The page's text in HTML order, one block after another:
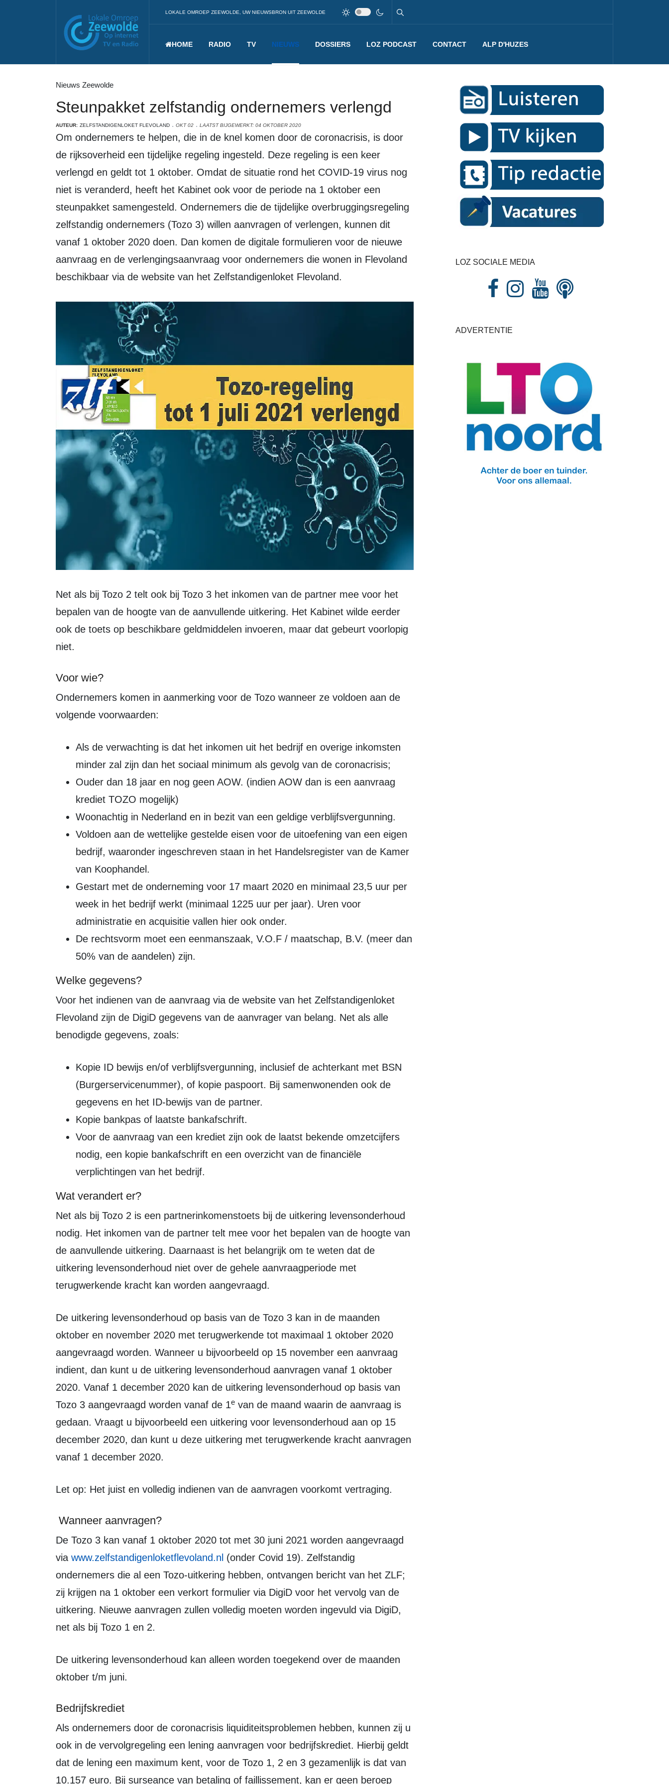
LOKALE OMROEP ZEEWOLDE, UW NIEUWSBRON UIT ZEEWOLDE
HOME RADIO TV NIEUWS DOSSIERS LOZ PODCAST CONTACT ALP D'HUZES
Nieuws Zeewolde
Steunpakket zelfstandig ondernemers verlengd
AUTEUR: ZELFSTANDIGENLOKET FLEVOLAND OKT 02 LAATST BIJGEWERKT: 04 OKTOBER 2020
Om ondernemers te helpen, die in de knel komen door de coronacrisis, is door
de rijksoverheid een tijdelijke regeling ingesteld. Deze regeling is een keer
verlengd en geldt tot 1 oktober. Omdat de situatie rond het COVID-19 virus nog
niet is veranderd, heeft het Kabinet ook voor de periode na 1 oktober een
steunpakket samengesteld. Ondernemers die de tijdelijke overbruggingsregeling
zelfstandig ondernemers (Tozo 3) willen aanvragen of verlengen, kunnen dit
vanaf 1 oktober 2020 doen. Dan komen de digitale formulieren voor de nieuwe
aanvraag en de verlengingsaanvraag voor ondernemers die wonen in Flevoland
beschikbaar via de website van het Zelfstandigenloket Flevoland.
Net als bij Tozo 2 telt ook bij Tozo 3 het inkomen van de partner mee voor het
bepalen van de hoogte van de aanvullende uitkering. Het Kabinet wilde eerder
ook de toets op beschikbare geldmiddelen invoeren, maar dat gebeurt voorlopig
niet.
Voor wie?
Ondernemers komen in aanmerking voor de Tozo wanneer ze voldoen aan de
volgende voorwaarden:
Als de verwachting is dat het inkomen uit het bedrijf en overige inkomsten
minder zal zijn dan het sociaal minimum als gevolg van de coronacrisis;
Ouder dan 18 jaar en nog geen AOW. (indien AOW dan is een aanvraag
krediet TOZO mogelijk)
Woonachtig in Nederland en in bezit van een geldige verblijfsvergunning.
Voldoen aan de wettelijke gestelde eisen voor de uitoefening van een eigen
bedrijf, waaronder ingeschreven staan in het Handelsregister van de Kamer
van Koophandel.
Gestart met de onderneming voor 17 maart 2020 en minimaal 23,5 uur per
week in het bedrijf werkt (minimaal 1225 uur per jaar). Uren voor
administratie en acquisitie vallen hier ook onder.
De rechtsvorm moet een eenmanszaak, V.O.F / maatschap, B.V. (meer dan
50% van de aandelen) zijn.
Welke gegevens?
Voor het indienen van de aanvraag via de website van het Zelfstandigenloket
Flevoland zijn de DigiD gegevens van de aanvrager van belang. Net als alle
benodigde gegevens, zoals:
Kopie ID bewijs en/of verblijfsvergunning, inclusief de achterkant met BSN
(Burgerservicenummer), of kopie paspoort. Bij samenwonenden ook de
gegevens en het ID-bewijs van de partner.
Kopie bankpas of laatste bankafschrift.
Voor de aanvraag van een krediet zijn ook de laatst bekende omzetcijfers
nodig, een kopie bankafschrift en een overzicht van de financiële
verplichtingen van het bedrijf.
Wat verandert er?
Net als bij Tozo 2 is een partnerinkomenstoets bij de uitkering levensonderhoud
nodig. Het inkomen van de partner telt mee voor het bepalen van de hoogte van
de aanvullende uitkering. Daarnaast is het belangrijk om te weten dat de
uitkering levensonderhoud niet over de gehele aanvraagperiode met
terugwerkende kracht kan worden aangevraagd.
De uitkering levensonderhoud op basis van de Tozo 3 kan in de maanden
oktober en november 2020 met terugwerkende tot maximaal 1 oktober 2020
aangevraagd worden. Wanneer u bijvoorbeeld op 15 november een aanvraag
indient, dan kunt u de uitkering levensonderhoud aanvragen vanaf 1 oktober
2020. Vanaf 1 december 2020 kan de uitkering levensonderhoud op basis van
Tozo 3 aangevraagd worden vanaf de 1e van de maand waarin de aanvraag is
gedaan. Vraagt u bijvoorbeeld een uitkering voor levensonderhoud aan op 15
december 2020, dan kunt u deze uitkering met terugwerkende kracht aanvragen
vanaf 1 december 2020.
Let op: Het juist en volledig indienen van de aanvragen voorkomt vertraging.
Wanneer aanvragen?
De Tozo 3 kan vanaf 1 oktober 2020 tot met 30 juni 2021 worden aangevraagd
via www.zelfstandigenloketflevoland.nl (onder Covid 19). Zelfstandig
ondernemers die al een Tozo-uitkering hebben, ontvangen bericht van het ZLF;
zij krijgen na 1 oktober een verkort formulier via DigiD voor het vervolg van de
uitkering. Nieuwe aanvragen zullen volledig moeten worden ingevuld via DigiD,
net als bij Tozo 1 en 2.
De uitkering levensonderhoud kan alleen worden toegekend over de maanden
oktober t/m juni.
Bedrijfskrediet
Als ondernemers door de coronacrisis liquiditeitsproblemen hebben, kunnen zij u
ook in de vervolgregeling een lening aanvragen voor bedrijfskrediet. Hierbij geldt
dat de lening een maximum kent, voor de Tozo 1, 2 en 3 gezamenlijk is dat van
10.157 euro. Bij surseance van betaling of faillissement, kan er geen beroep
LOZ SOCIALE MEDIA
ADVERTENTIE